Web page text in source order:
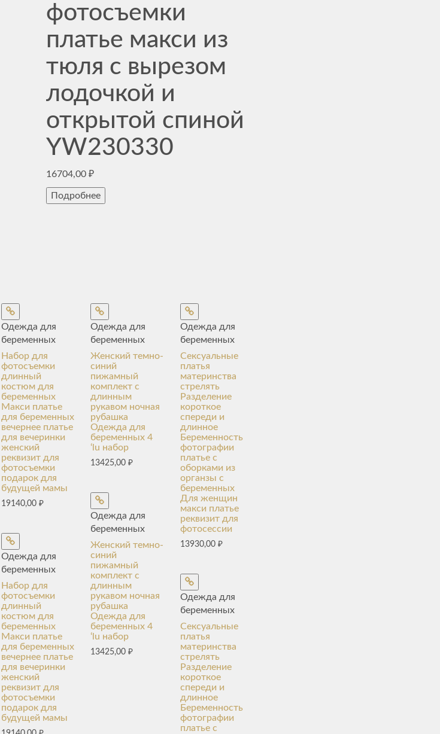
фотосъемки
платье макси из
тюля с вырезом
лодочкой и
открытой спиной
YW230330
16704,00₽
Подробнее
Одежда для
беременных
Набор для
фотосъемки
длинный
костюм для
беременных
Макси платье
для беременных
вечернее платье
для вечеринки
женский
реквизит для
фотосъемки
подарок для
будущей мамы
19140,00 ₽
Одежда для
беременных
Набор для
фотосъемки
длинный
костюм для
беременных
Макси платье
для беременных
вечернее платье
для вечеринки
женский
реквизит для
фотосъемки
подарок для
будущей мамы
Одежда для
беременных
Женский темно-
синий
пижамный
комплект с
длинным
рукавом ночная
рубашка
Одежда для
беременных 4
‘lu набор
13425,00₽
Одежда для
беременных
Женский темно-
синий
пижамный
комплект с
длинным
рукавом ночная
рубашка
Одежда для
беременных 4
‘lu набор
13425,00₽
Одежда для
беременных
Сексуальные
платья
материнства
стрелять
Разделение
короткое
спереди и
длинное
Беременность
фотографии
платье с
оборками из
органзы с
беременных
Для женщин
макси платье
реквизит для
фотосессии
13930,00 ₽
Одежда для
беременных
Сексуальные
платья
материнства
стрелять
Разделение
короткое
спереди и
длинное
Беременность
фотографии
платье с